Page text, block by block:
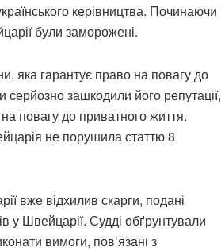
керівництва. Починаючи
були заморожені.
яка гарантує право на повагу до
зашкодили його репутації,
повагу до приватного життя.
не порушила статтю 8
вже відхилив скарги, подані
у Швейцарії. Судді обґрунтували
вимоги, пов’язані з